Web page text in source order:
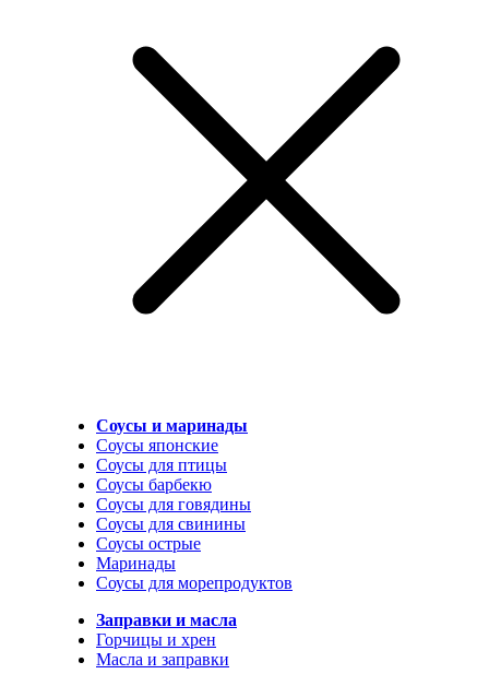
Соусы и маринады
Соусы японские
Соусы для птицы
Соусы барбекю
Соусы для говядины
Соусы для свинины
Соусы острые
Маринады
Соусы для морепродуктов
Заправки и масла
Горчицы и хрен
Масла и заправки